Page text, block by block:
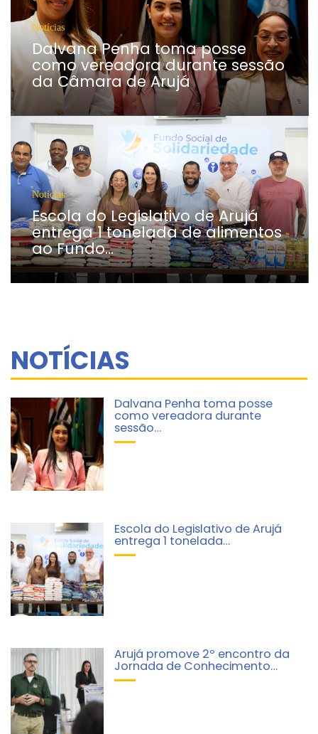
Notícias
Dalvana Penha toma posse
como vereadora durante sessão
da Câmara de Arujá
Notícias
Escola do Legislativo de Arujá
entrega 1 tonelada de alimentos
ao Fundo…
NOTÍCIAS
Dalvana Penha toma posse
como vereadora durante
sessão…
Escola do Legislativo de Arujá
entrega 1 tonelada…
Arujá promove 2º encontro da
Jornada de Conhecimento…